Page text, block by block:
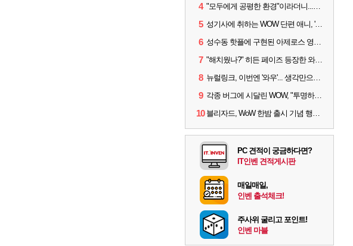
4 "모두에게 공평한 환경"이라더니...여전히 살아있는 애드온
5 성기사에 취하는 WOW 단편 애니, '신성한 모든 것'
6 성수동 핫플에 구현된 아제로스 영웅들의 안식처, WoW 홈스윗홈
7 "해치웠나?" 히든 페이즈 등장한 와우 '한밤', 세계 최초 킬은 '팀 리퀴드'
8 뉴럴링크, 이번엔 '와우'... 생각만으로 게임하는 시대 성큼
9 각종 버그에 시달린 WOW, "투명하고 신속한 소통과 대응 약속"
10 블리자드, WoW 한밤 출시 기념 행사 '홈스윗홈' 28일 개최
PC 견적이 궁금하다면?
IT인벤 견적게시판
매일매일,
인벤 출석체크!
주사위 굴리고 포인트!
인벤 마블